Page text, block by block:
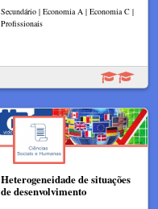
Secundário | Economia A | Economia C |
Profissionais
Heterogeneidade de situações
de desenvolvimento